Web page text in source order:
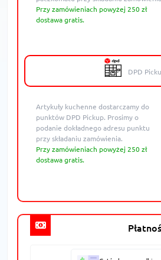
Przy zamówieniach powyżej 250 zł
dostawa gratis.
DPD
Artykuły kuchenne dostarczamy do
punktów DPD Pickup. Prosimy o
podanie dokładnego adresu punktu
przy składaniu zamówienia.
Przy zamówieniach powyżej 250 zł
dostawa gratis.